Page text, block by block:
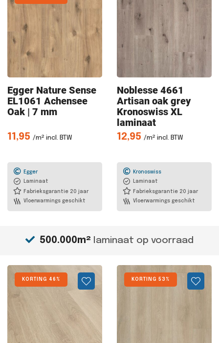
Egger Nature Sense
EL1061 Achensee
Oak | 7 mm
11,95 /m² incl. BTW
Egger
Laminaat
Fabrieksgarantie 20 jaar
Vloerwarmings geschikt
Noblesse 4661
Artisan oak grey
Kronoswiss XL
laminaat
12,95 /m² incl. BTW
Kronoswiss
Laminaat
Fabrieksgarantie 20 jaar
Vloerwarmings geschikt
500.000m² laminaat op voorraad
KORTING 46% KORTING 53%